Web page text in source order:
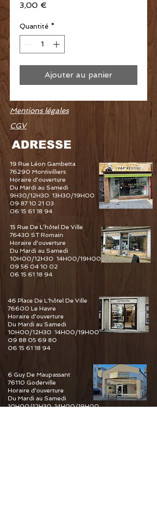
3,00 €
Quantité *
Ajouter au panier
Mentions légales
CGV
ADRESSE
19 Rue Léon Gambetta
76290 Montivilliers
Horaire d'ouverture
Du Mardi au Samedi
9H30/12H30 13H30/19H00
09 87 10 21 03
06 15 61 18 94
15 Rue De L’hôtel De Ville
76430 ST Romain
Horaire d'ouverture
Du Mardi au Samedi
10H00/12H30 14H00/19H00
09 56 04 10 02
06 15 61 18 94
46 Place De L'hôtel De Ville
76600 Le Havre
Horaire d'ouverture
Du Mardi au Samedi
10H00/12H30 14H00/19H00
09 88 05 69 80
06 15 61 18 94
6 Guy De Maupassant
76110 Goderville
Horaire d'ouverture
Du Mardi au Samedi
10H00/12H30 14H00/19H00